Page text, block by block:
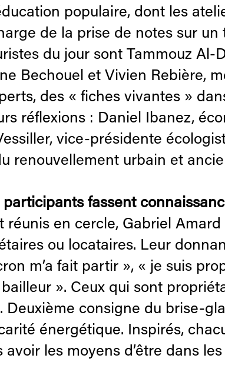
populaire, dont les
de la prise de notes sur un
du jour sont Tammouz Al-
Bechouel et Vivien Rebière,
des « fiches vivantes »
réflexions : Daniel Ibanez,
vice-présidente
renouvellement urbain et
fassent
réunis en cercle, Gabriel
ou locataires. Leur
m’a fait partir », « je suis
». Ceux qui sont
consigne du brise-
énergétique. Inspirés,
les moyens d’être dans les